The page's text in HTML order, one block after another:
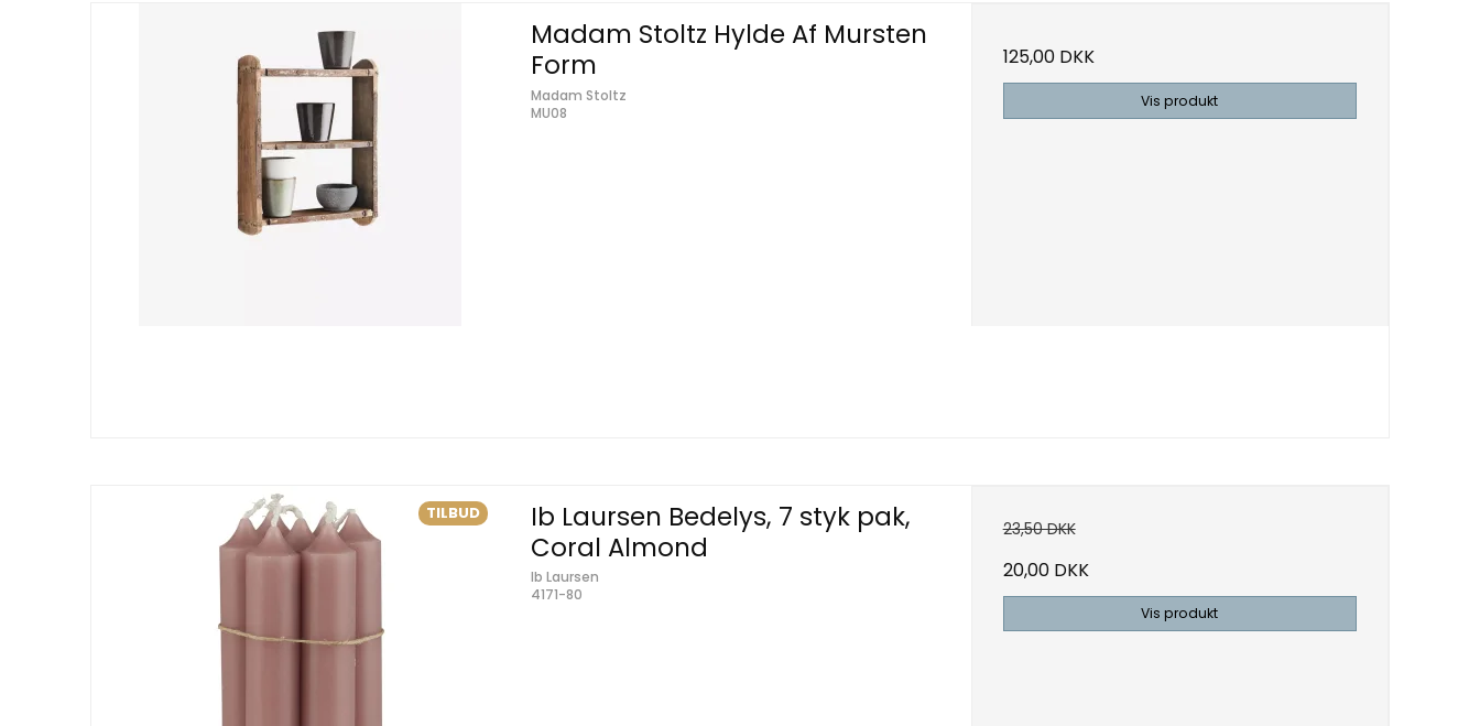
Madam Stoltz Hylde Af Mursten
Form
Madam Stoltz
MU08
125,00 DKK
Vis produkt
TILBUD
Ib Laursen Bedelys, 7 styk pak,
Coral Almond
Ib Laursen
4171-80
23,50 DKK
20,00 DKK
Vis produkt